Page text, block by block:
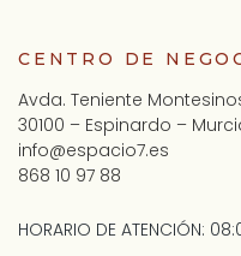
CENTRO DE
Avda. Teniente
30100 – Espinardo –
info@espacio7.es
868 10 97 88
HORARIO DE ATENCIÓN: